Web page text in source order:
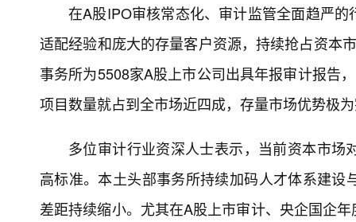
在A股IPO审核常态化、审计监管全面趋严
适配经验和庞大的存量客户资源，持续抢占资本
事务所为5508家A股上市公司出具年报审计报告
项目数量就占到全市场近四成，存量市场优势极
多位审计行业资深人士表示，当前资本市
高标准。本土头部事务所持续加码人才体系建
差距持续缩小。尤其在A股上市审计、央企国企